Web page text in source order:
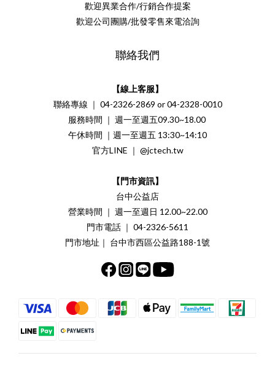
歡迎異業合作/行銷合作提案
歡迎公司團購/批發零售來電洽詢
聯絡我們
【線上客服】
聯絡專線 ｜ 04-2326-2869 or 04-2328-0010
服務時間 ｜ 週一至週五09.30~18.00
午休時間 ｜週一至週五 13:30~14:10
官方LINE ｜ @jctech.tw
【門市資訊】
台中公益店
營業時間 ｜ 週一至週日 12.00~22.00
門市電話 ｜ 04-2326-5611
門市地址｜ 台中市西區公益路188-1號